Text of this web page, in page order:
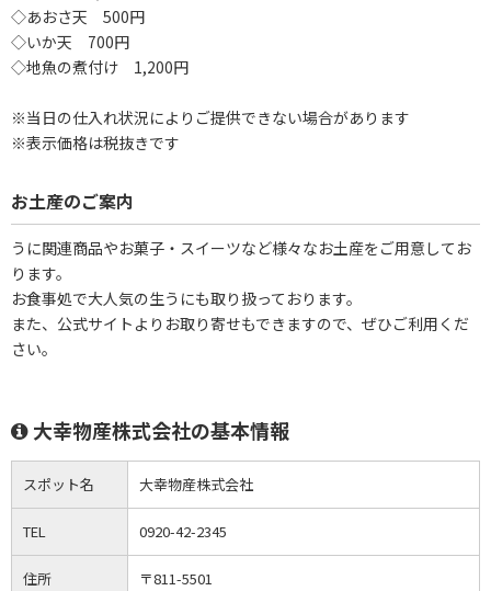
◇あおさ天 500円
◇いか天 700円
◇地魚の煮付け 1,200円
※当日の仕入れ状況によりご提供できない場合があります
※表示価格は税抜きです
お土産のご案内
うに関連商品やお菓子・スイーツなど様々なお土産をご用意してお
ります。
お食事処で大人気の生うにも取り扱っております。
また、公式サイトよりお取り寄せもできますので、ぜひご利用くだ
さい。
大幸物産株式会社の基本情報
スポット名 大幸物産株式会社
TEL 0920-42-2345
住所
〒811-5501